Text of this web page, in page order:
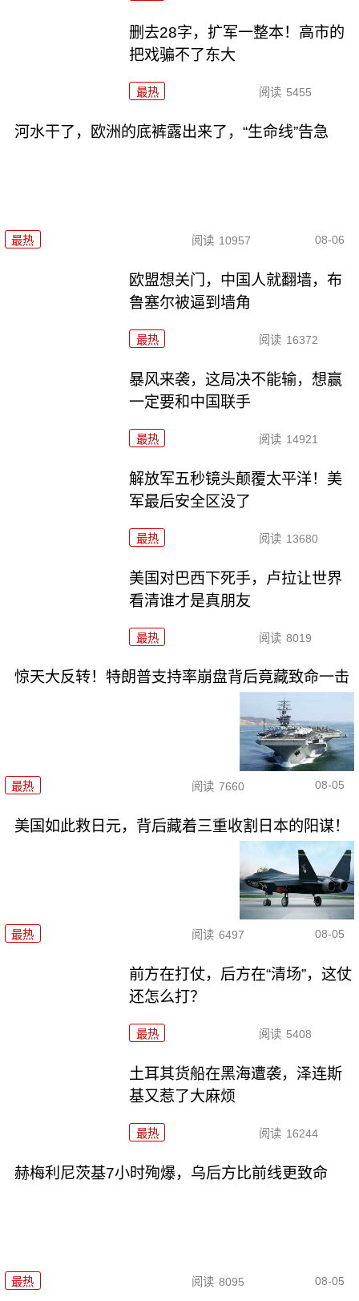
删去28字，扩军一整本！高市的
把戏骗不了东大
最热 阅读 5455
河水干了，欧洲的底裤露出来了，“生命线”告急
最热 阅读 10957 08-06
欧盟想关门，中国人就翻墙，布
鲁塞尔被逼到墙角
最热 阅读 16372
暴风来袭，这局决不能输，想赢
一定要和中国联手
最热 阅读 14921
解放军五秒镜头颠覆太平洋！美
军最后安全区没了
最热 阅读 13680
美国对巴西下死手，卢拉让世界
看清谁才是真朋友
最热 阅读 8019
惊天大反转！特朗普支持率崩盘背后竟藏致命一击
最热 阅读 7660 08-05
美国如此救日元，背后藏着三重收割日本的阳谋！
最热 阅读 6497 08-05
前方在打仗，后方在“清场”，这仗
还怎么打？
最热 阅读 5408
土耳其货船在黑海遭袭，泽连斯
基又惹了大麻烦
最热 阅读 16244
赫梅利尼茨基7小时殉爆，乌后方比前线更致命
最热 阅读 8095 08-05